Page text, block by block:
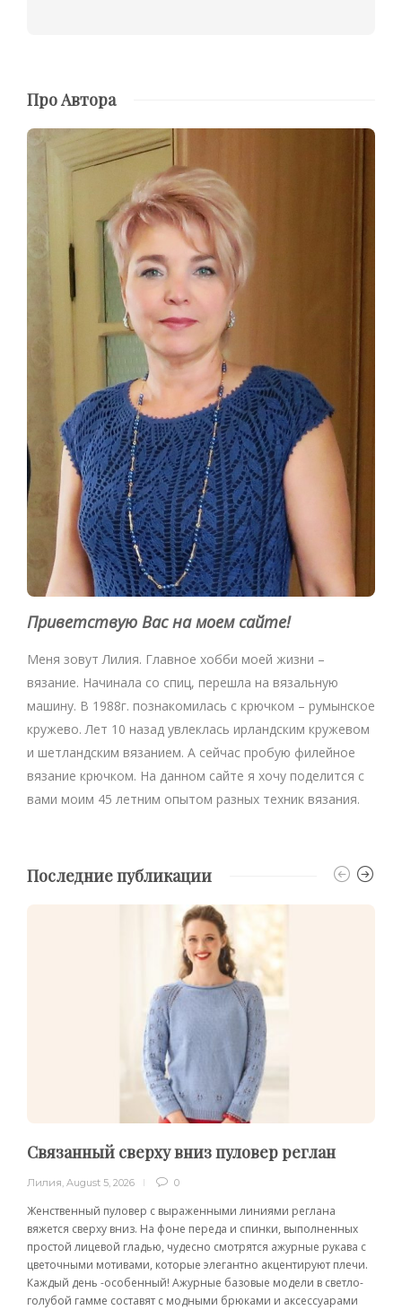
Про Автора
Приветствую Вас на моем сайте!
Меня зовут Лилия. Главное хобби моей жизни –
вязание. Начинала со спиц, перешла на вязальную
машину. В 1988г. познакомилась с крючком – румынское
кружево. Лет 10 назад увлеклась ирландским кружевом
и шетландским вязанием. А сейчас пробую филейное
вязание крючком. На данном сайте я хочу поделится с
вами моим 45 летним опытом разных техник вязания.
Последние публикации
Связанный сверху вниз пуловер реглан
Лилия, August 5, 2026 0
Женственный пуловер с выраженными линиями реглана
вяжется сверху вниз. На фоне переда и спинки, выполненных
простой лицевой гладью, чудесно смотрятся ажурные рукава с
цветочными мотивами, которые элегантно акцентируют плечи.
Каждый день -особенный! Ажурные базовые модели в светло-
голубой гамме составят с модными брюками и аксессуарами